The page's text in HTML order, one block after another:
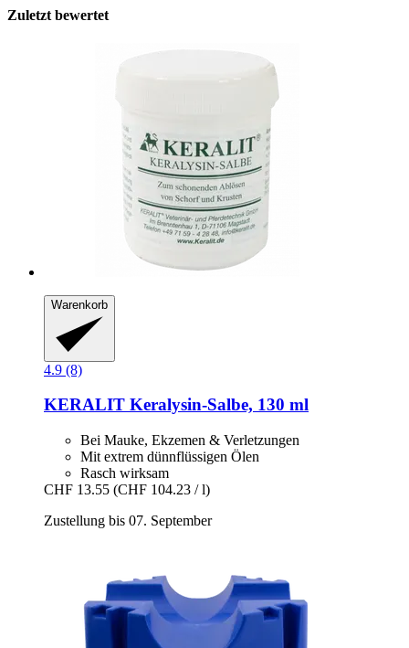
Zuletzt bewertet
Warenkorb
4.9 (8)
KERALIT Keralysin-​Salbe, 130 ml
Bei Mauke, Ekzemen & Verletzungen
Mit extrem dünnflüssigen Ölen
Rasch wirksam
CHF 13.55 (CHF 104.23 / l)
Zustellung bis 07. September